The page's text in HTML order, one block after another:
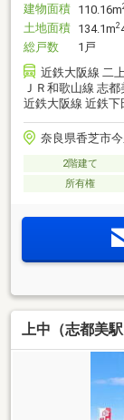
建物面積 110.16m
土地面積 134.1m2
総戸数
1戸
近鉄大阪線 二
ＪＲ和歌山線 志
近鉄大阪線 近鉄下
奈良県香芝市
2階建て
所有権
上中（志都美